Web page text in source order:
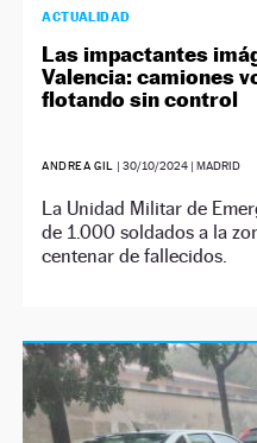
ACTUALIDAD
Las impactantes
Valencia: camiones
flotando sin control
ANDREA GIL | 30/10/2024| MADRID
La Unidad Militar de
de 1.000 soldados a la
centenar de fallecidos.